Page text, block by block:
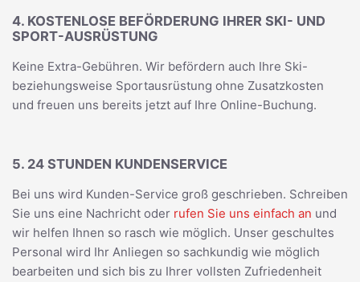
4. KOSTENLOSE BEFÖRDERUNG IHRER SKI- UND
SPORT-AUSRÜSTUNG
Keine Extra-Gebühren. Wir befördern auch Ihre Ski-
beziehungsweise Sportausrüstung ohne Zusatzkosten
und freuen uns bereits jetzt auf Ihre Online-Buchung.
5. 24 STUNDEN KUNDENSERVICE
Bei uns wird Kunden-Service groß geschrieben. Schreiben
Sie uns eine Nachricht oder rufen Sie uns einfach an und
wir helfen Ihnen so rasch wie möglich. Unser geschultes
Personal wird Ihr Anliegen so sachkundig wie möglich
bearbeiten und sich bis zu Ihrer vollsten Zufriedenheit